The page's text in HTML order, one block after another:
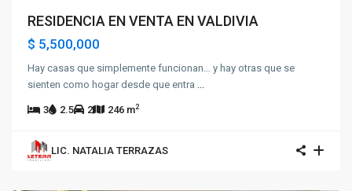
RESIDENCIA EN VENTA EN VALDIVIA
$ 5,500,000
Hay casas que simplemente funcionan… y hay otras que se
sienten como hogar desde que entra
3 2.5 2 246 m2
LIC. NATALIA TERRAZAS